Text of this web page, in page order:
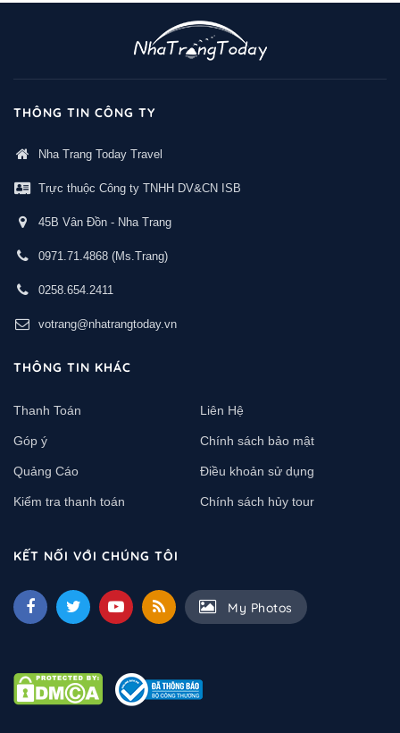
THÔNG TIN CÔNG TY
Nha Trang Today Travel
Trực thuộc Công ty TNHH DV&CN ISB
45B Vân Đồn - Nha Trang
0971.71.4868 (Ms.Trang)
0258.654.2411
votrang@nhatrangtoday.vn
THÔNG TIN KHÁC
Thanh Toán Liên Hệ
Góp ý Chính sách bảo mật
Quảng Cáo Điều khoản sử dụng
Kiểm tra thanh toán Chính sách hủy tour
KẾT NỐI VỚI CHÚNG TÔI
My Photos